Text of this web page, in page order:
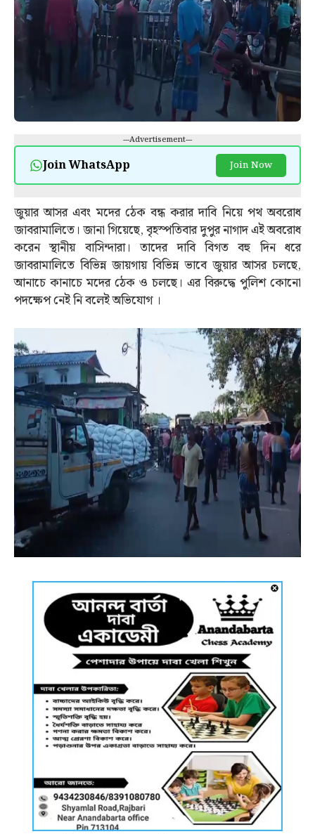
---Advertisement---
Join WhatsApp Join Now
জুয়ার আসর এবং মদের ঠেক বন্ধ করার দাবি নিয়ে পথ অবরোধ
জাবরামালিতে। জানা গিয়েছে, বৃহস্পতিবার দুপুর নাগাদ এই অবরোধ
করেন স্থানীয় বাসিন্দারা। তাদের দাবি বিগত বহু দিন ধরে
জাবরামালিতে বিভিন্ন জায়গায় বিভিন্ন ভাবে জুয়ার আসর চলছে,
আনাচে কানাচে মদের ঠেক ও চলছে। এর বিরুদ্ধে পুলিশ কোনো
পদক্ষেপ নেই নি বলেই অভিযোগ ।